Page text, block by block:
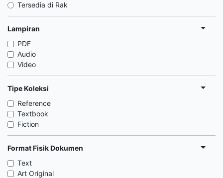
Tersedia di Rak
Lampiran
PDF
Audio
Video
Tipe Koleksi
Reference
Textbook
Fiction
Format Fisik Dokumen
Text
Art Original